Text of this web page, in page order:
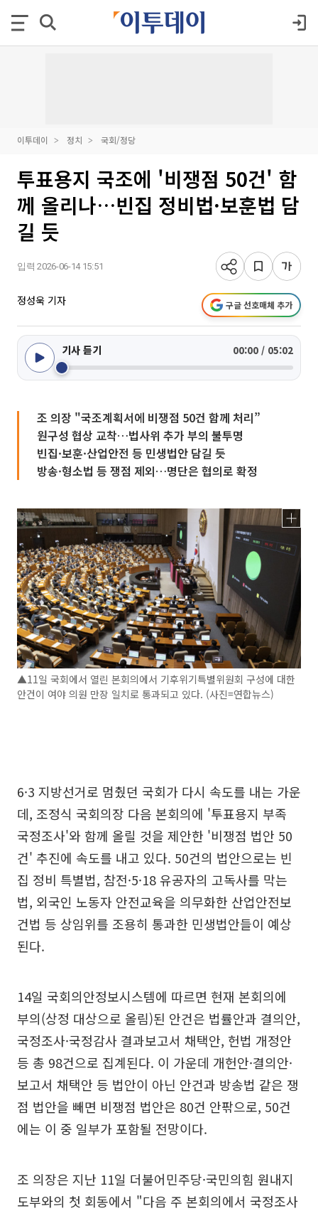
이투데이 정치 국회/정당
투표용지 국조에 '비쟁점 50건' 함
께 올리나…빈집 정비법·보훈법 담
길 듯
입력 2026-06-14 15:51
정성욱 기자 구글 선호매체 추가
기사 듣기 00:00 / 05:02
조 의장 "국조계획서에 비쟁점 50건 함께 처리”
원구성 협상 교착…법사위 추가 부의 불투명
빈집·보훈·산업안전 등 민생법안 담길 듯
방송·형소법 등 쟁점 제외…명단은 협의로 확정
▲11일 국회에서 열린 본회의에서 기후위기특별위원회 구성에 대한
안건이 여야 의원 만장 일치로 통과되고 있다. (사진=연합뉴스)
6·3 지방선거로 멈췄던 국회가 다시 속도를 내는 가운
데, 조정식 국회의장 다음 본회의에 '투표용지 부족
국정조사'와 함께 올릴 것을 제안한 '비쟁점 법안 50
건' 추진에 속도를 내고 있다. 50건의 법안으로는 빈
집 정비 특별법, 참전·5·18 유공자의 고독사를 막는
법, 외국인 노동자 안전교육을 의무화한 산업안전보
건법 등 상임위를 조용히 통과한 민생법안들이 예상
된다.
14일 국회의안정보시스템에 따르면 현재 본회의에
부의(상정 대상으로 올림)된 안건은 법률안과 결의안,
국정조사·국정감사 결과보고서 채택안, 헌법 개정안
등 총 98건으로 집계된다. 이 가운데 개헌안·결의안·
보고서 채택안 등 법안이 아닌 안건과 방송법 같은 쟁
점 법안을 빼면 비쟁점 법안은 80건 안팎으로, 50건
에는 이 중 일부가 포함될 전망이다.
조 의장은 지난 11일 더불어민주당·국민의힘 원내지
도부와의 첫 회동에서 "다음 주 본회의에서 국정조사